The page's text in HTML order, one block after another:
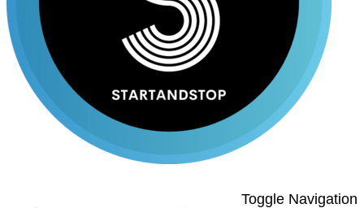
Toggle Navigation